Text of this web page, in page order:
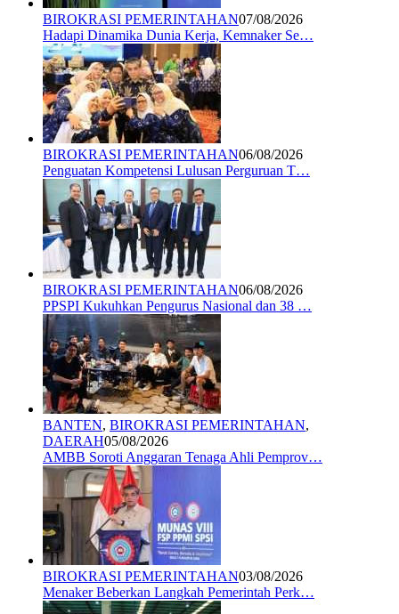
BIROKRASI PEMERINTAHAN07/08/2026
Hadapi Dinamika Dunia Kerja, Kemnaker Se…
BIROKRASI PEMERINTAHAN06/08/2026
Penguatan Kompetensi Lulusan Perguruan T…
BIROKRASI PEMERINTAHAN06/08/2026
PPSPI Kukuhkan Pengurus Nasional dan 38 …
BANTEN, BIROKRASI PEMERINTAHAN,
DAERAH05/08/2026
AMBB Soroti Anggaran Tenaga Ahli Pemprov…
BIROKRASI PEMERINTAHAN03/08/2026
Menaker Beberkan Langkah Pemerintah Perk…